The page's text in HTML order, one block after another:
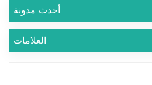
أحدث مدونة
العلامات